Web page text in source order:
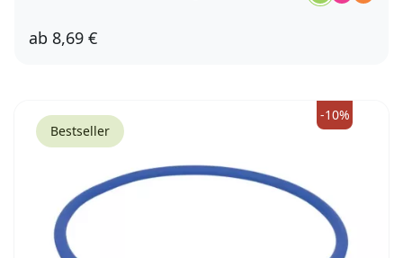
ab 8,69 €
Bestseller
-10%